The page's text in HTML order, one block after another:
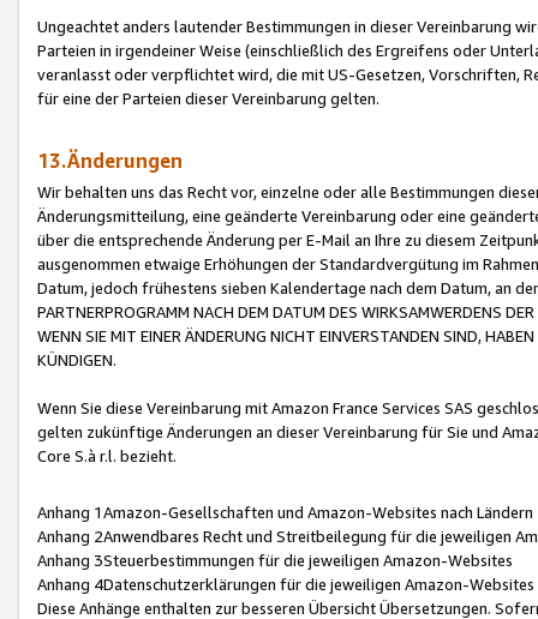
Ungeachtet anders lautender Bestimmungen in dieser Vereinbarung
Parteien in irgendeiner Weise (einschließlich des Ergreifens oder
veranlasst oder verpflichtet wird, die mit US-Gesetzen, Vorschriften,
für eine der Parteien dieser Vereinbarung gelten.
13.Änderungen
Wir behalten uns das Recht vor, einzelne oder alle Bestimmungen
Änderungsmitteilung, eine geänderte Vereinbarung oder eine
über die entsprechende Änderung per E-Mail an Ihre zu diesem
ausgenommen etwaige Erhöhungen der Standardvergütung im
Datum, jedoch frühestens sieben Kalendertage nach dem Datum, an
PARTNERPROGRAMM NACH DEM DATUM DES WIRKSAMWERDENS
WENN SIE MIT EINER ÄNDERUNG NICHT EINVERSTANDEN SIND,
KÜNDIGEN.
Wenn Sie diese Vereinbarung mit Amazon France Services SAS
gelten zukünftige Änderungen an dieser Vereinbarung für Sie und
Core S.à r.l. bezieht.
Anhang 1Amazon-Gesellschaften und Amazon-Websites nach Ländern
Anhang 2Anwendbares Recht und Streitbeilegung für die jeweiligen
Anhang 3Steuerbestimmungen für die jeweiligen Amazon-Websites
Anhang 4Datenschutzerklärungen für die jeweiligen Amazon-Websites
Diese Anhänge enthalten zur besseren Übersicht Übersetzungen.